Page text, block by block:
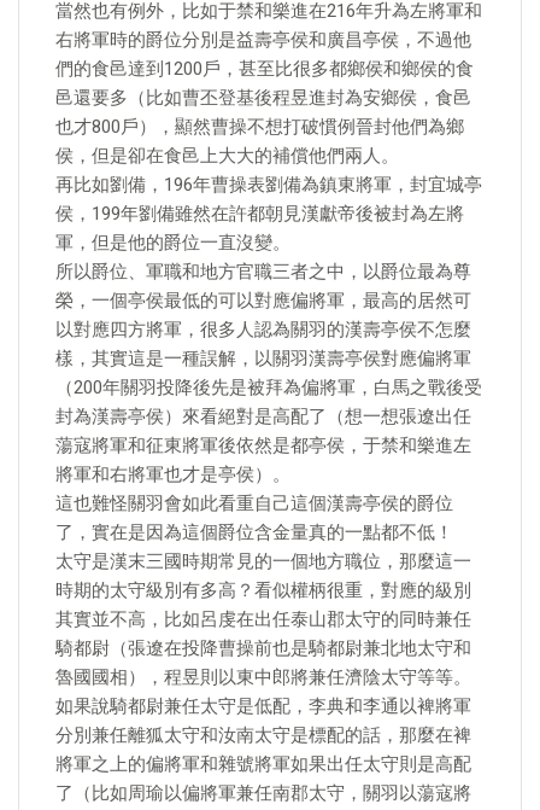
當然也有例外，比如于禁和樂進在216年升為左將軍和
右將軍時的爵位分別是益壽亭侯和廣昌亭侯，不過他
們的食邑達到1200戶，甚至比很多都鄉侯和鄉侯的食
邑還要多（比如曹丕登基後程昱進封為安鄉侯，食邑
也才800戶），顯然曹操不想打破慣例晉封他們為鄉
侯，但是卻在食邑上大大的補償他們兩人。
再比如劉備，196年曹操表劉備為鎮東將軍，封宜城亭
侯，199年劉備雖然在許都朝見漢獻帝後被封為左將
軍，但是他的爵位一直沒變。
所以爵位、軍職和地方官職三者之中，以爵位最為尊
榮，一個亭侯最低的可以對應偏將軍，最高的居然可
以對應四方將軍，很多人認為關羽的漢壽亭侯不怎麼
樣，其實這是一種誤解，以關羽漢壽亭侯對應偏將軍
（200年關羽投降後先是被拜為偏將軍，白馬之戰後受
封為漢壽亭侯）來看絕對是高配了（想一想張遼出任
蕩寇將軍和征東將軍後依然是都亭侯，于禁和樂進左
將軍和右將軍也才是亭侯）。
這也難怪關羽會如此看重自己這個漢壽亭侯的爵位
了，實在是因為這個爵位含金量真的一點都不低！
太守是漢末三國時期常見的一個地方職位，那麼這一
時期的太守級別有多高？看似權柄很重，對應的級別
其實並不高，比如呂虔在出任泰山郡太守的同時兼任
騎都尉（張遼在投降曹操前也是騎都尉兼北地太守和
魯國國相），程昱則以東中郎將兼任濟陰太守等等。
如果說騎都尉兼任太守是低配，李典和李通以裨將軍
分別兼任離狐太守和汝南太守是標配的話，那麼在裨
將軍之上的偏將軍和雜號將軍如果出任太守則是高配
了（比如周瑜以偏將軍兼任南郡太守，關羽以蕩寇將